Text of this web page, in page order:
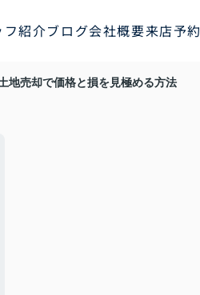
紹介ブログ会社概要来店予約
地売却で価格と損を見極める方法